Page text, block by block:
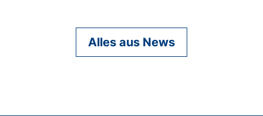
Alles aus News